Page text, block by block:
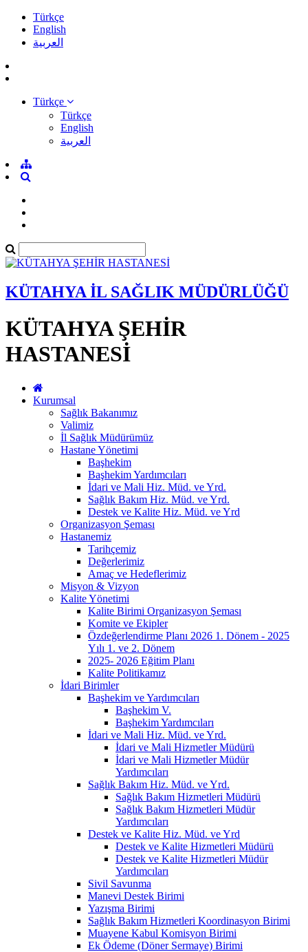
Türkçe
English
العربية
Türkçe
Türkçe
English
العربية
KÜTAHYA İL SAĞLIK MÜDÜRLÜĞÜ
KÜTAHYA ŞEHİR
HASTANESİ
Kurumsal
Sağlık Bakanımız
Valimiz
İl Sağlık Müdürümüz
Hastane Yönetimi
Başhekim
Başhekim Yardımcıları
İdari ve Mali Hiz. Müd. ve Yrd.
Sağlık Bakım Hiz. Müd. ve Yrd.
Destek ve Kalite Hiz. Müd. ve Yrd
Organizasyon Şeması
Hastanemiz
Tarihçemiz
Değerlerimiz
Amaç ve Hedeflerimiz
Misyon & Vizyon
Kalite Yönetimi
Kalite Birimi Organizasyon Şeması
Komite ve Ekipler
Özdeğerlendirme Planı 2026 1. Dönem - 2025
Yılı 1. ve 2. Dönem
2025- 2026 Eğitim Planı
Kalite Politikamız
İdari Birimler
Başhekim ve Yardımcıları
Başhekim V.
Başhekim Yardımcıları
İdari ve Mali Hiz. Müd. ve Yrd.
İdari ve Mali Hizmetler Müdürü
İdari ve Mali Hizmetler Müdür
Yardımcıları
Sağlık Bakım Hiz. Müd. ve Yrd.
Sağlık Bakım Hizmetleri Müdürü
Sağlık Bakım Hizmetleri Müdür
Yardımcıları
Destek ve Kalite Hiz. Müd. ve Yrd
Destek ve Kalite Hizmetleri Müdürü
Destek ve Kalite Hizmetleri Müdür
Yardımcıları
Sivil Savunma
Manevi Destek Birimi
Yazışma Birimi
Sağlık Bakım Hizmetleri Koordinasyon Birimi
Muayene Kabul Komisyon Birimi
Ek Ödeme (Döner Sermaye) Birimi